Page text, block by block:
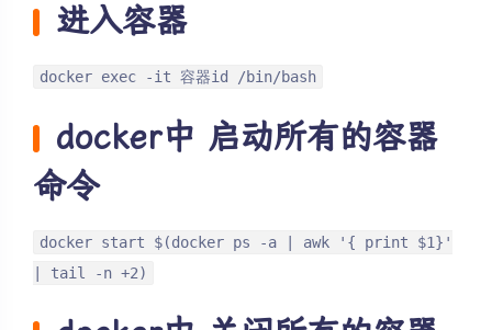
进入容器
docker exec -it 容器id /bin/bash
docker中 启动所有的容器
命令
docker start $(docker ps -a | awk '{ print $1}'
| tail -n +2)